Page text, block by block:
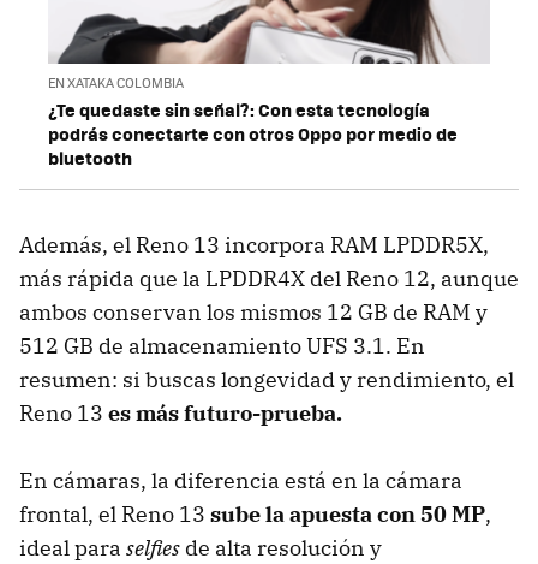
EN XATAKA COLOMBIA
¿Te quedaste sin señal?: Con esta tecnología
podrás conectarte con otros Oppo por medio de
bluetooth
Además, el Reno 13 incorpora RAM LPDDR5X,
más rápida que la LPDDR4X del Reno 12, aunque
ambos conservan los mismos 12 GB de RAM y
512 GB de almacenamiento UFS 3.1. En
resumen: si buscas longevidad y rendimiento, el
Reno 13 es más futuro-prueba.
En cámaras, la diferencia está en la cámara
frontal, el Reno 13 sube la apuesta con 50 MP,
ideal para selfies de alta resolución y